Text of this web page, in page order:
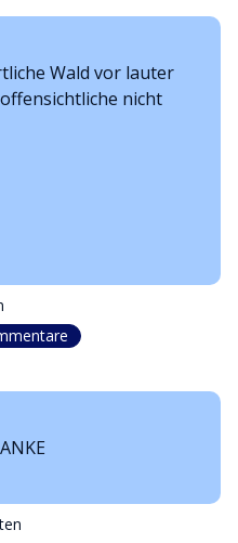
Wald vor lauter
nicht